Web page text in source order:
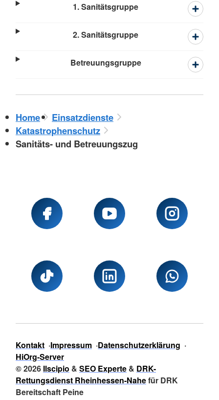
1. Sanitätsgruppe
2. Sanitätsgruppe
Betreuungsgruppe
Home
Einsatzdienste
Katastrophenschutz
Sanitäts- und Betreuungszug
Kontakt Impressum Datenschutzerklärung
HiOrg-Server
© 2026 Ilscipio & SEO Experte & DRK-
Rettungsdienst Rheinhessen-Nahefür DRK
Bereitschaft Peine